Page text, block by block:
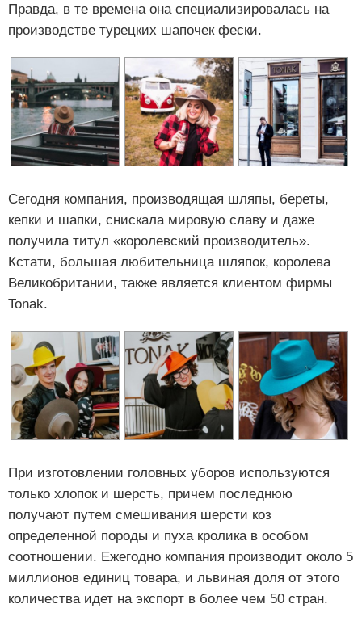
Правда, в те времена она специализировалась на
производстве турецких шапочек фески.
Сегодня компания, производящая шляпы, береты,
кепки и шапки, снискала мировую славу и даже
получила титул «королевский производитель».
Кстати, большая любительница шляпок, королева
Великобритании, также является клиентом фирмы
Tonak.
При изготовлении головных уборов используются
только хлопок и шерсть, причем последнюю
получают путем смешивания шерсти коз
определенной породы и пуха кролика в особом
соотношении. Ежегодно компания производит около 5
миллионов единиц товара, и львиная доля от этого
количества идет на экспорт в более чем 50 стран.